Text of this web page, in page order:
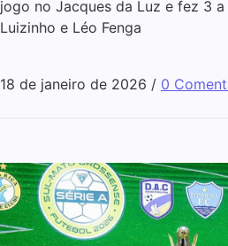
jogo no Jacques da Luz e fez 3
Luizinho e Léo Fenga
18 de janeiro de 2026 / 0